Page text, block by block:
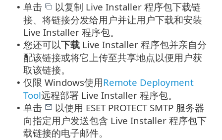
• 单击
以复制 Live Installer 程序包下载链
接、将链接分发给用户并让用户下载和安装
Live Installer 程序包。
• 您还可以下载 Live Installer 程序包并亲自分
配该链接或将它上传至共享地点以便用户获
取该链接。
• 仅限 Windows使用Remote Deployment
Tool远程部署 Live Installer 程序包。
• 单击
以使用 ESET PROTECT SMTP 服务器
向指定用户发送包含 Live Installer 程序包下
载链接的电子邮件。